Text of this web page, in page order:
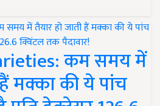
कम समय में
मक्का की ये पांच